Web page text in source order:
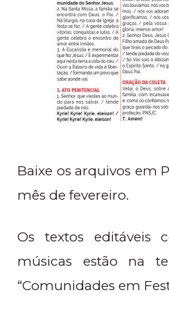
Baixe os arquivos em
mês de fevereiro.
Os textos editáveis
músicas estão na
“Comunidades em